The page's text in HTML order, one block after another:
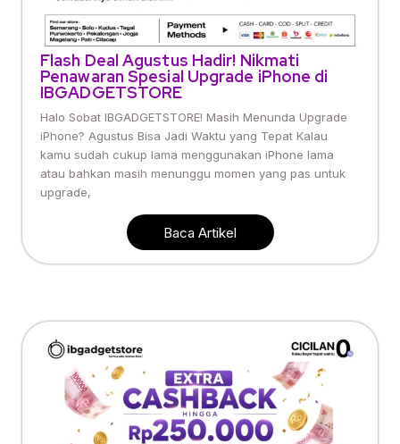
Flash Deal Agustus Hadir! Nikmati
Penawaran Spesial Upgrade iPhone di
IBGADGETSTORE
Halo Sobat IBGADGETSTORE! Masih Menunda Upgrade
iPhone? Agustus Bisa Jadi Waktu yang Tepat Kalau
kamu sudah cukup lama menggunakan iPhone lama
atau bahkan masih menunggu momen yang pas untuk
upgrade,
Baca Artikel